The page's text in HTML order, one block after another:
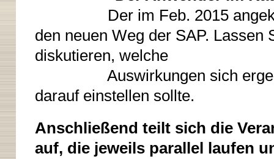
Der im Feb. 2015
den neuen Weg der SAP. Lassen
diskutieren, welche
Auswirkungen sich ergeben
darauf einstellen sollte.
Anschließend teilt sich die
auf, die jeweils parallel laufen